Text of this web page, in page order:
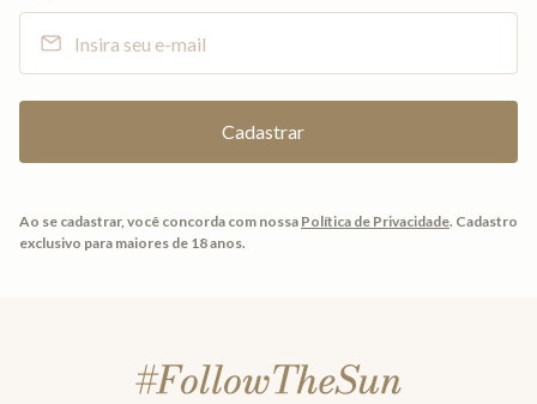
Ao se cadastrar, você concorda com nossa Política de Privacidade. Cadastro
exclusivo para maiores de 18 anos.